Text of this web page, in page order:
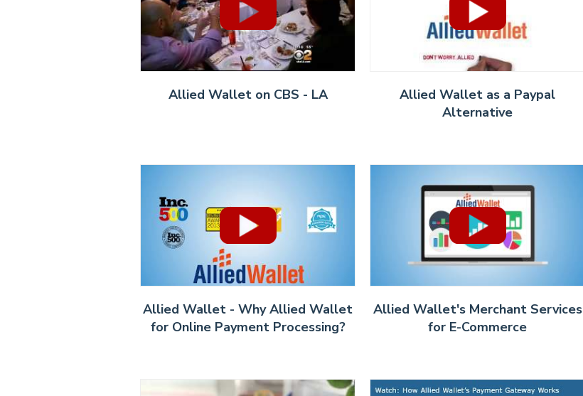
Allied Wallet on CBS - LA
Allied Wallet as a Paypal
Alternative
Allied Wallet - Why Allied Wallet
for Online Payment Processing?
Allied Wallet's Merchant Services
for E-Commerce